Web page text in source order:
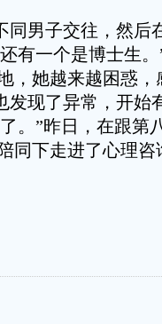
男子交往，然后
有一个是博士生
，她越来越困惑，
发现了异常，开始
。”昨日，在跟第
同下走进了心理